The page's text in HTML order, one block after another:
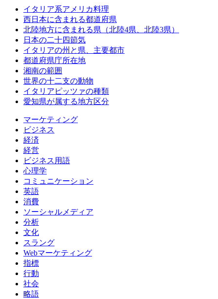
イタリア系アメリカ料理
西日本に含まれる都道府県
北陸地方に含まれる県（北陸4県、北陸3県）
日本の二十四節気
イタリアの州と県、主要都市
都道府県庁所在地
湘南の範囲
世界の十二支の動物
イタリアピッツァの種類
愛知県が属する地方区分
マーケティング
ビジネス
経済
経営
ビジネス用語
心理学
コミュニケーション
英語
消費
ソーシャルメディア
分析
文化
スラング
Webマーケティング
指標
行動
社会
略語